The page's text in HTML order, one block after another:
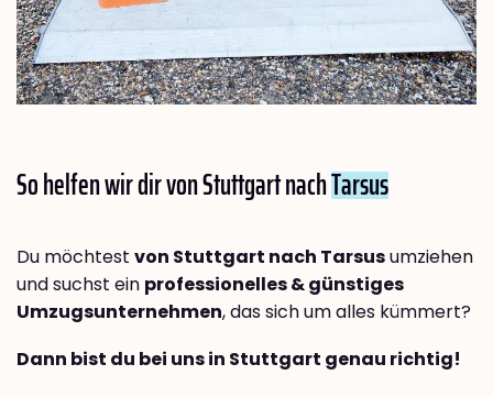
So helfen wir dir von Stuttgart nachTarsus
Du möchtest von Stuttgart nach Tarsusumziehen
und suchst ein professionelles & günstiges
Umzugsunternehmen, das sich um alles kümmert?
Dann bist du bei uns in Stuttgart genau richtig!